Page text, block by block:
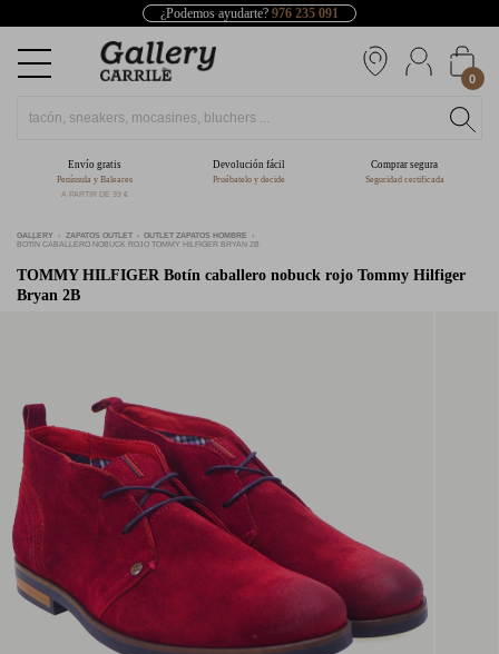
¿Podemos ayudarte? 976 235 091
0
Envío gratis
Península y Baleares
A PARTIR DE 39 €
Devolución fácil
Pruébatelo y decide
Comprar segura
Seguridad certificada
GALLERY ZAPATOS OUTLET
OUTLET ZAPATOS HOMBRE
BOTÍN CABALLERO NOBUCK ROJO TOMMY HILFIGER BRYAN 2B
TOMMY HILFIGER Botín caballero nobuck rojo Tommy Hilfiger
Bryan 2B